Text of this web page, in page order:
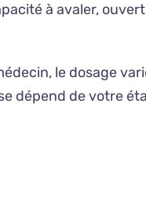
à avaler,
le dosage
dépend de votre